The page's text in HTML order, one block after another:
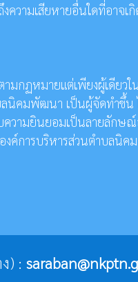
ความเสียหายอื่นใดที่อาจ
ฏหมายแต่เพียงผู้เดียวใ
มพัฒนา เป็นผู้จัดทำขึ้น
ความยินยอมเป็นลายลัก
องค์การบริหารส่วนตำบ
) :